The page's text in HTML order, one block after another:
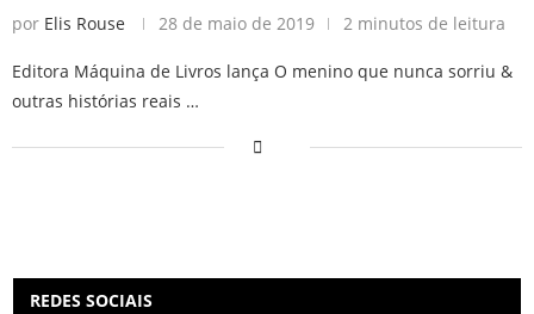
por Elis Rouse 28 de maio de 2019 2 minutos de leitura
Editora Máquina de Livros lança O menino que nunca sorriu &
outras histórias reais …
REDES SOCIAIS